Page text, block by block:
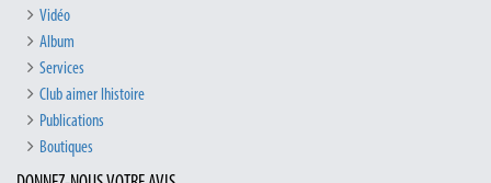
Vidéo
Album
Services
Club aimer lhistoire
Publications
Boutiques